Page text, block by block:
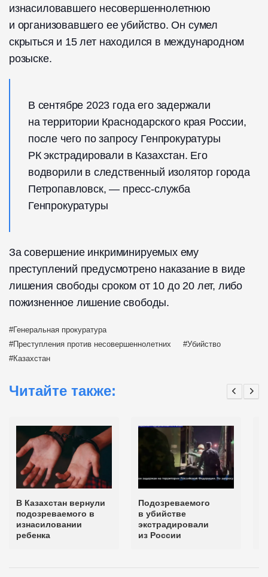
изнасиловавшего несовершеннолетнюю
и организовавшего ее убийство. Он сумел
скрыться и 15 лет находился в международном
розыске.
В сентябре 2023 года его задержали
на территории Краснодарского края России,
после чего по запросу Генпрокуратуры
РК экстрадировали в Казахстан. Его
водворили в следственный изолятор города
Петропавловск, — пресс-служба
Генпрокуратуры
За совершение инкриминируемых ему
преступлений предусмотрено наказание в виде
лишения свободы сроком от 10 до 20 лет, либо
пожизненное лишение свободы.
Генеральная прокуратура
Преступления против несовершеннолетних
Убийство
Казахстан
Читайте также:
В Казахстан вернули
подозреваемого в
изнасиловании
ребенка
Подозреваемого
в убийстве
экстрадировали
из России